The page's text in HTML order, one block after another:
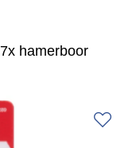
hamerboor